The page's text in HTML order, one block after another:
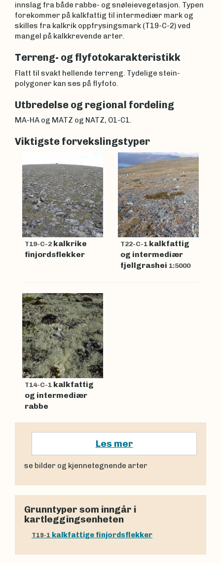
innslag fra både rabbe- og snøleievegetasjon. Typen
forekommer på kalkfattig til intermediær mark og
skilles fra kalkrik oppfrysingsmark (T19-C-2) ved
mangel på kalkkrevende arter.
Terreng- og flyfotokarakteristikk
Flatt til svakt hellende terreng. Tydelige stein-
polygoner kan ses på flyfoto.
Utbredelse og regional fordeling
MA-HA og MATZ og NATZ, O1-C1.
Viktigste forvekslingstyper
T19-C-2 kalkrike
finjordsflekker
T22-C-1 kalkfattig
og intermediær
fjellgrashei 1:5000
T14-C-1 kalkfattig
og intermediær
rabbe
Les mer
se bilder og kjennetegnende arter
Grunntyper som inngår i
kartleggingsenheten
T19-1 kalkfattige finjordsflekker